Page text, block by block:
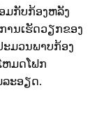
ມກັບກ້ອງຫລັງ
ານເຮັດວຽກຂອງ
ມວນພາບກ້ອງ
ຫມດໂຟກ
ລະອຽດ.